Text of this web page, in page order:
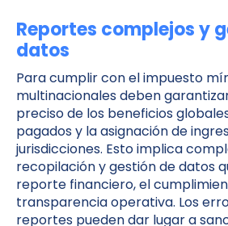
Reportes complejos y
datos
Para cumplir con el impuesto
multinacionales deben
preciso de los beneficios
pagados y la asignación de
jurisdicciones. Esto implica
recopilación y gestión de datos
reporte financiero, el
transparencia operativa. Los
reportes pueden dar lugar a